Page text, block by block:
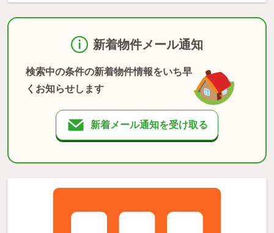
新着物件メール通知
検索中の条件の新着物件情報をいち早
くお知らせします
新着メール通知を受け取る